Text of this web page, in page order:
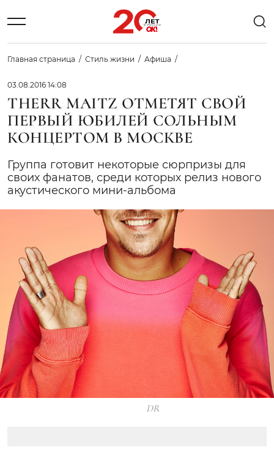
Главная страница Стиль жизни Афиша
03.08.2016 14:08
THERR MAITZ ОТМЕТЯТ СВОЙ
ПЕРВЫЙ ЮБИЛЕЙ СОЛЬНЫМ
КОНЦЕРТОМ В МОСКВЕ
Группа готовит некоторые сюрпризы для
своих фанатов, среди которых релиз нового
акустического мини-альбома
DR